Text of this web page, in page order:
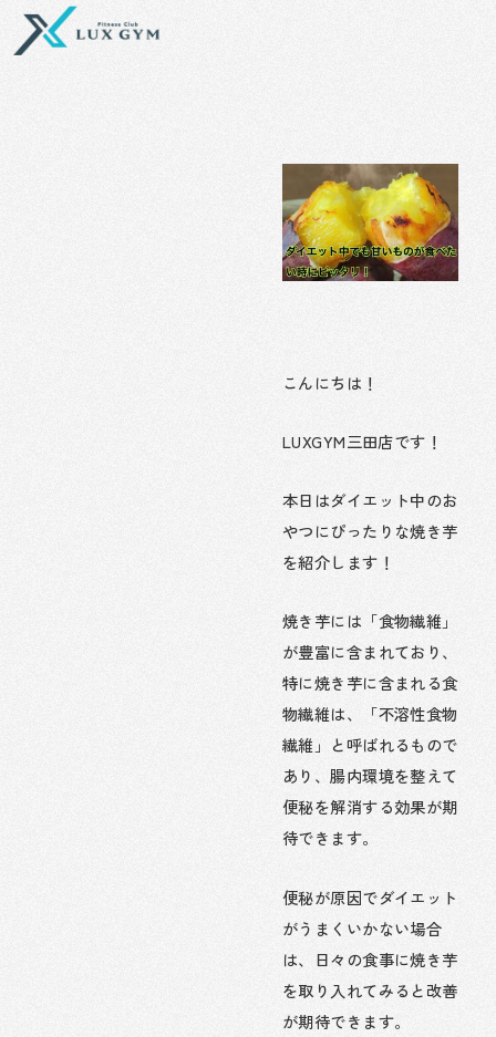
を
こんにちは！
LUXGYM三田店です！
本日はダイエット中のお
やつにぴったりな焼き芋
を紹介します！
焼き芋には「食物繊維」
が豊富に含まれており、
特に焼き芋に含まれる食
物繊維は、「不溶性食物
繊維」と呼ばれるもので
あり、腸内環境を整えて
便秘を解消する効果が期
待できます。
便秘が原因でダイエット
がうまくいかない場合
は、日々の食事に焼き芋
を取り入れてみると改善
が期待できます。